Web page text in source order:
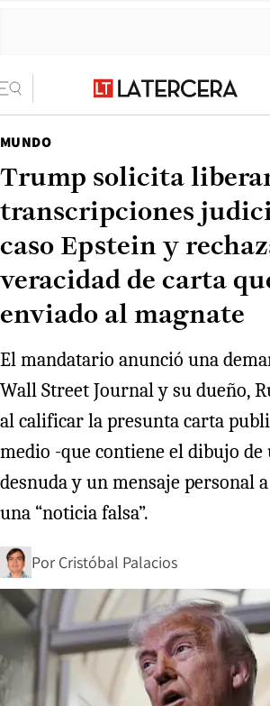
MUNDO
Trump solicita
transcripciones
caso Epstein y
veracidad de carta
enviado al magnate
El mandatario anunció una
Wall Street Journal y su dueño,
al calificar la presunta carta
medio -que contiene el dibujo
desnuda y un mensaje personal
una “noticia falsa”.
Por Cristóbal Palacios